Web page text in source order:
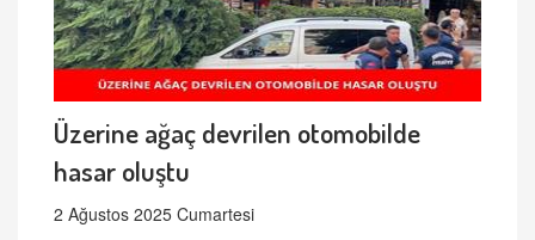
Üzerine ağaç devrilen otomobilde
hasar oluştu
2 Ağustos 2025 Cumartesi